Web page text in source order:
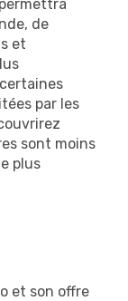
de
et
par les
sont moins
plus
et son offre